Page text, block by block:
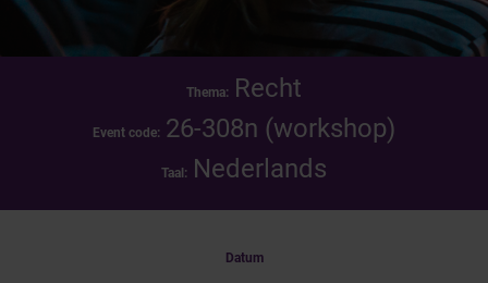
Thema: Recht
Event code: 26-308n (workshop)
Taal: Nederlands
Datum